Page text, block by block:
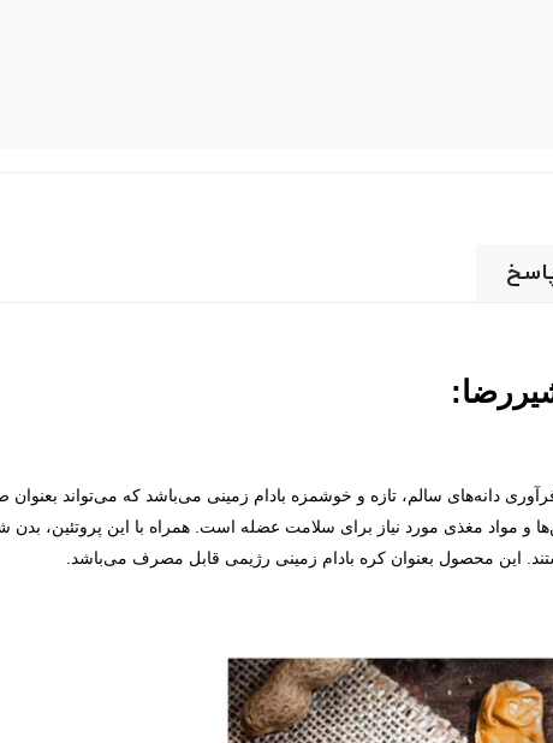
دانه‌های سالم، تازه و خوشمزه بادام زمینی می‌باشد که می‌تواند بعنوان
و مواد مغذی مورد نیاز برای سلامت عضله است. همراه با این پروتئین،
این محصول بعنوان کره بادام زمینی رژیمی قابل مصرف می‌باشد.